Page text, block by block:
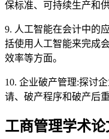
保标准、可持续生产和
9. 人工智能在会计中的
括使用人工智能来完成
效率等方面。
10. 企业破产管理:探讨
请、破产程序和破产后
工商管理学术论